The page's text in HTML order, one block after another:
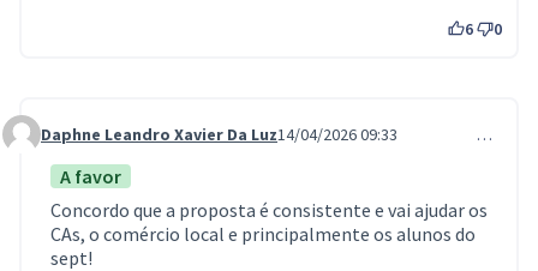
6 0
Comment 1331
Daphne Leandro Xavier Da Luz14/04/2026 09:33 …
A favor
Concordo que a proposta é consistente e vai ajudar os
CAs, o comércio local e principalmente os alunos do
sept!